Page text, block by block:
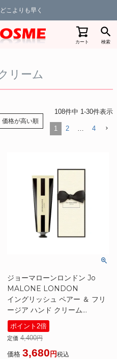
こよりも早く
カート 検索
リーム
価格が高い順
108件中 1-30件表示
1 2 … 4
ジョーマローンロンドン Jo
MALONE LONDON
イングリッシュ ペアー ＆ フリ
ージア ハンド クリーム
30ml（ギフトボックス入り）
[ ハンドクリーム ]
ポイント2倍
定価 4,400
価格 3,680 税込